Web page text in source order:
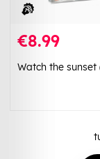
€8.99
Watch the sunset